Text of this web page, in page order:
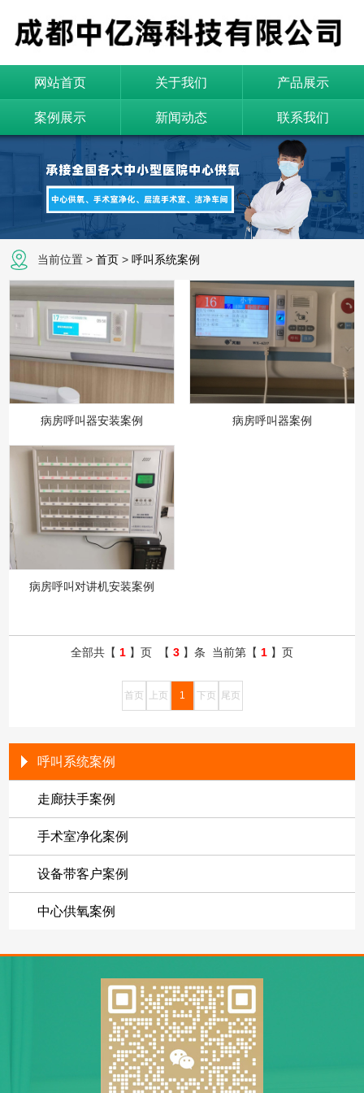
网站首页 关于我们 产品展示
案例展示 新闻动态 联系我们
当前位置 >首页 >呼叫系统案例
病房呼叫器安装案例 病房呼叫器案例
病房呼叫对讲机安装案例
全部共【 1 】页 【 3 】条 当前第【 1 】页
首页 上页 1 下页 尾页
呼叫系统案例
走廊扶手案例
手术室净化案例
设备带客户案例
中心供氧案例